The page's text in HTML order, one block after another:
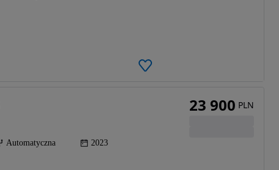
Automatyczna 2023
23 900 PLN